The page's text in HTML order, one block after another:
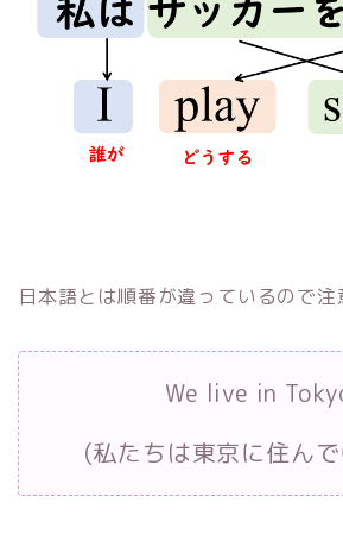
日本語とは順番が違っているので注
We live in
(私たちは東京に住ん